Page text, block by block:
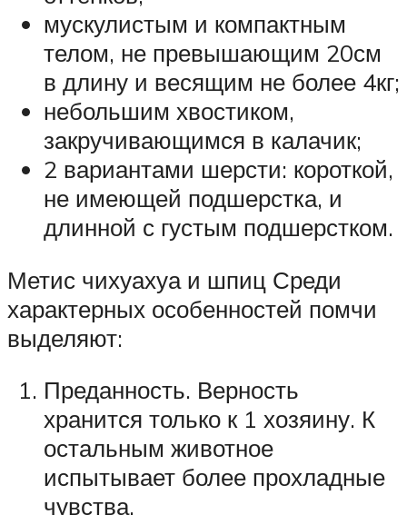
мускулистым и компактным
телом, не превышающим 20см
в длину и весящим не более 4кг;
небольшим хвостиком,
закручивающимся в калачик;
2 вариантами шерсти: короткой,
не имеющей подшерстка, и
длинной с густым подшерстком.
Метис чихуахуа и шпиц Среди
характерных особенностей помчи
выделяют:
Преданность. Верность
хранится только к 1 хозяину. К
остальным животное
испытывает более прохладные
чувства.